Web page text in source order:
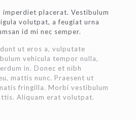
imperdiet placerat. Vestibulum
volutpat, a feugiat urna
id mi nec semper.
ut eros a, vulputate
vehicula tempor nulla,
in. Donec et nibh
mattis nunc. Praesent ut
fringilla. Morbi vestibulum
Aliquam erat volutpat.